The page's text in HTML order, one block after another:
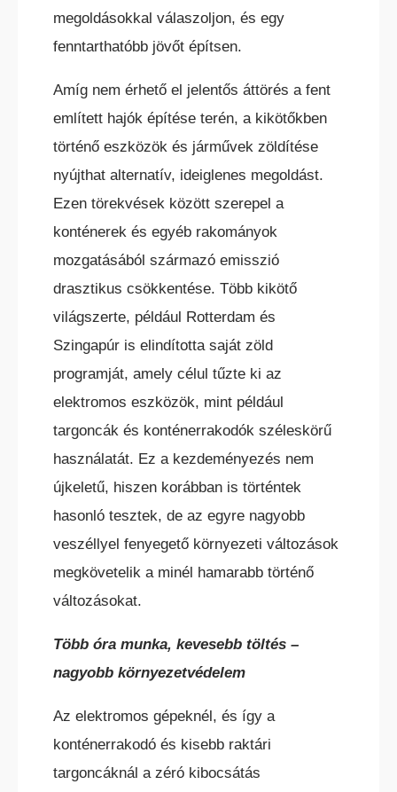
BELTÉRI ELEKTROMOS HOMLOKVILLÁS
TARGONCA
KÜLTÉRI ELEKTROMOS HOMLOKVILLÁS
DÍZEL/GÁZÜZEMŰ HOMLOKVILLÁS
TARGONCA
TEREPES HOMLOKVILLÁS
megoldásokkal válaszoljon, és egy
fenntarthatóbb jövőt építsen.
Amíg nem érhető el jelentős áttörés a fent
említett hajók építése terén, a kikötőkben
történő eszközök és járművek zöldítése
nyújthat alternatív, ideiglenes megoldást.
Ezen törekvések között szerepel a
konténerek és egyéb rakományok
mozgatásából származó emisszió
drasztikus csökkentése. Több kikötő
világszerte, például Rotterdam és
Szingapúr is elindította saját zöld
programját, amely célul tűzte ki az
elektromos eszközök, mint például
targoncák és konténerrakodók széleskörű
használatát. Ez a kezdeményezés nem
újkeletű, hiszen korábban is történtek
hasonló tesztek, de az egyre nagyobb
veszéllyel fenyegető környezeti változások
megkövetelik a minél hamarabb történő
változásokat.
Több óra munka, kevesebb töltés –
nagyobb környezetvédelem
Az elektromos gépeknél, és így a
konténerrakodó és kisebb raktári
targoncáknál a zéró kibocsátás